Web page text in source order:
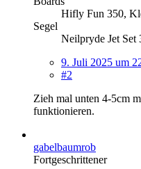
Hifly Fun 350,
Segel
Neilpryde Jet Set
9. Juli 2025 um
#2
Zieh mal unten 4-5cm
funktionieren.
gabelbaumrob
Fortgeschrittener